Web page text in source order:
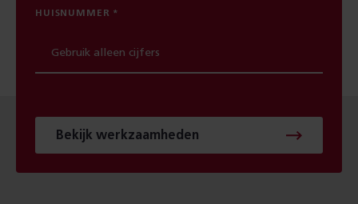
HUISNUMMER
Bekijk werkzaamheden